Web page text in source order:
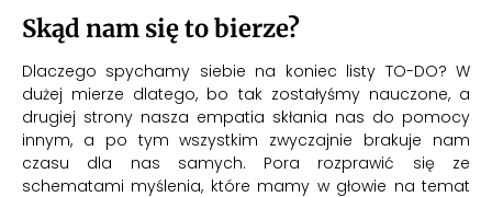
Skąd nam się to bierze?
Dlaczego spychamy siebie na koniec listy TO-DO? W
dużej mierze dlatego, bo tak zostałyśmy nauczone, a
drugiej strony nasza empatia skłania nas do pomocy
innym, a po tym wszystkim zwyczajnie brakuje nam
czasu dla nas samych. Pora rozprawić się ze
schematami myślenia, które mamy w głowie na temat